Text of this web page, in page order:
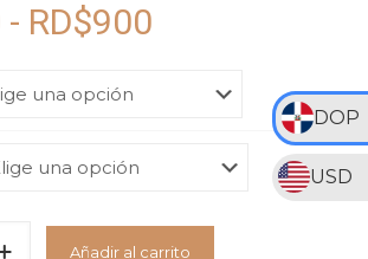
DOP
USD
- RD$900
precios:
RD$700
RD$900
Añadir al carrito